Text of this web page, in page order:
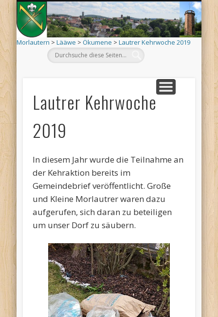
Morlautern > Lääwe > Ökumene > Lautrer Kehrwoche 2019
DEHÄM
AKTUELLES
TERMINE
ORTSINFO
SCHÄÄ
LÄÄWE
KIRCHEN
VEREINE
ARCHIV
LINKS
Lautrer Kehrwoche
2019
In diesem Jahr wurde die Teilnahme an
der Kehraktion bereits im
Gemeindebrief veröffentlicht. Große
und Kleine Morlautrer waren dazu
aufgerufen, sich daran zu beteiligen
um unser Dorf zu säubern.